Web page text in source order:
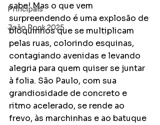
Principais
João Rock 2025
sabe! Mas o que vem
surpreendendo é uma explosão de
bloquinhos que se multiplicam
pelas ruas, colorindo esquinas,
contagiando avenidas e levando
alegria para quem quiser se juntar
à folia. São Paulo, com sua
grandiosidade de concreto e
ritmo acelerado, se rende ao
frevo, às marchinhas e ao batuque